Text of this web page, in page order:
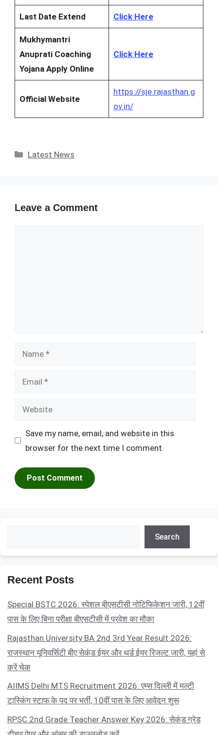
Last Date Extend Click Here
Mukhymantri
Anuprati Coaching
Yojana Apply Online
Click Here
Official Website
https://sje.rajasthan.g
ov.in/
Categories
Latest News
Leave a Comment
Name
Email
Website
Save my name, email, and website in this
browser for the next time I comment.
Search
Recent Posts
Special BSTC 2026: स्पेशल बीएसटीसी नोटिफिकेशन जारी, 12वीं
पास के लिए बिना परीक्षा बीएसटीसी में प्रवेश का मौका
Rajasthan University BA 2nd 3rd Year Result 2026:
राजस्थान यूनिवर्सिटी बीए सेकंड ईयर और थर्ड ईयर रिजल्ट जारी, यहां से
करें चेक
AIIMS Delhi MTS Recruitment 2026: एम्स दिल्ली में मल्टी
टास्किंग स्टाफ के पद पर भर्ती, 10वीं पास के लिए आवेदन शुरू
RPSC 2nd Grade Teacher Answer Key 2026: सेकंड ग्रेड